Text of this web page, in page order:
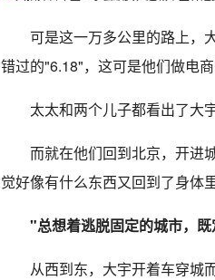
可是这一万多公里的路上，
错过的"6.18"，这可是他们做电
太太和两个儿子都看出了大
而就在他们回到北京，开进
觉好像有什么东西又回到了身体
"总想着逃脱固定的城市，
从西到东，大宇开着车穿城